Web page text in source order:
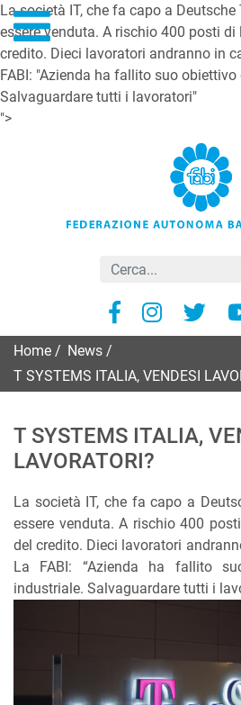
La società IT, che fa capo a
essere venduta. A rischio 400 posti
credito. Dieci lavoratori andranno in
FABI: "Azienda ha fallito suo
Salvaguardare tutti i lavoratori"
">
Home News
T SYSTEMS ITALIA, VENDESI
T SYSTEMS ITALIA,
LAVORATORI?
La società IT, che fa capo a
essere venduta. A rischio 400
del credito. Dieci lavoratori
La FABI: “Azienda ha fallito
industriale. Salvaguardare tutti i